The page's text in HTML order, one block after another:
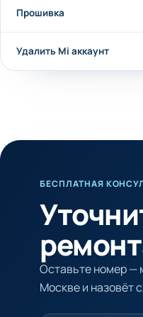
Прошивка
Удалить Mi аккаунт
БЕСПЛАТНАЯ
Оставьте номер —
Москве и назовёт